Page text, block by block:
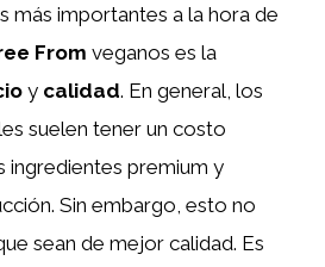
más importantes a la hora de
From veganos es la
y calidad. En general, los
suelen tener un costo
ingredientes premium y
Sin embargo, esto no
sean de mejor calidad. Es